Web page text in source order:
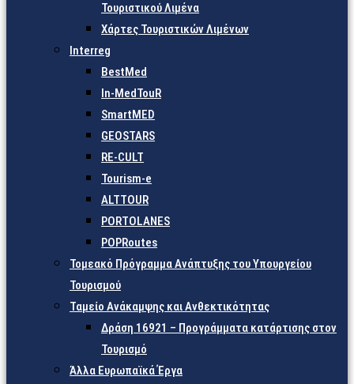
Τουριστικού Λιμένα
Χάρτες Τουριστικών Λιμένων
Interreg
BestMed
In-MedTouR
SmartMED
GEOSTARS
RE-CULT
Tourism-e
ALTTOUR
PORTOLANES
POPRoutes
Τομεακό Πρόγραμμα Ανάπτυξης του Υπουργείου
Τουρισμού
Ταμείο Ανάκαμψης και Ανθεκτικότητας
Δράση 16921 – Προγράμματα κατάρτισης στον
Τουρισμό
Άλλα Ευρωπαϊκά Έργα